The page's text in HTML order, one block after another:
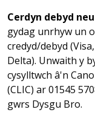
Cerdyn debyd
gydag unrhyw un
credyd/debyd
Delta). Unwaith y
cysylltwch â'n
(CLIC) ar 01545
gwrs Dysgu Bro.